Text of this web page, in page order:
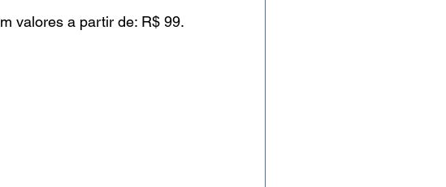
valores a partir de: R$ 99.